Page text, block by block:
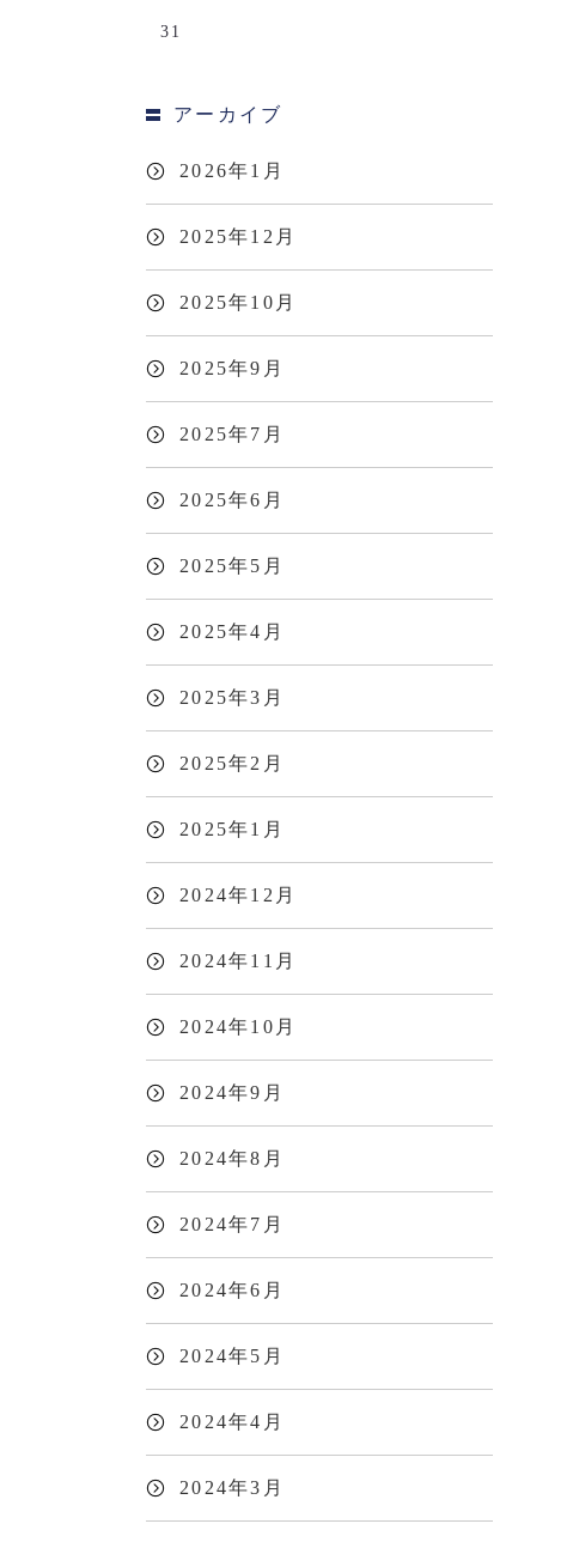
31
アーカイブ
2026年1月
2025年12月
2025年10月
2025年9月
2025年7月
2025年6月
2025年5月
2025年4月
2025年3月
2025年2月
2025年1月
2024年12月
2024年11月
2024年10月
2024年9月
2024年8月
2024年7月
2024年6月
2024年5月
2024年4月
2024年3月